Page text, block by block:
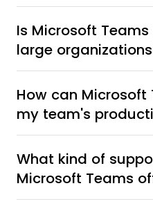
Is Microsoft
large
How can Microsoft
my team's
What kind of
Microsoft Teams